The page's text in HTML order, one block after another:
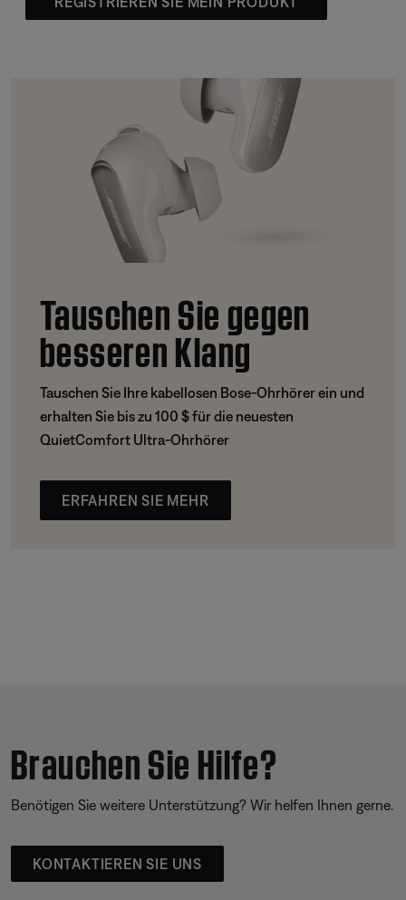
Tauschen Sie gegen
besseren Klang
Tauschen Sie Ihre kabellosen Bose-Ohrhörer ein und
erhalten Sie bis zu 100 $ für die neuesten
QuietComfort Ultra-Ohrhörer
ERFAHREN SIE MEHR
Brauchen Sie Hilfe?
Benötigen Sie weitere Unterstützung? Wir helfen Ihnen gerne.
KONTAKTIEREN SIE UNS